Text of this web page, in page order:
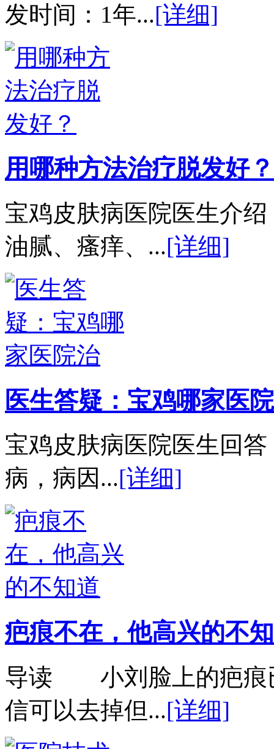
发时间：1年...[详细]
用哪种方法治疗脱发好？
宝鸡皮肤病医院医生介
油腻、瘙痒、...[详细]
医生答疑：宝鸡哪家医
宝鸡皮肤病医院医生回
病，病因...[详细]
疤痕不在，他高兴的不
导读 小刘脸上的疤痕
信可以去掉但...[详细]